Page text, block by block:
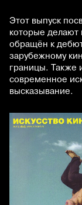
Этот выпуск
которые
обращён к
зарубежному
границы. Также
современное
высказывание.